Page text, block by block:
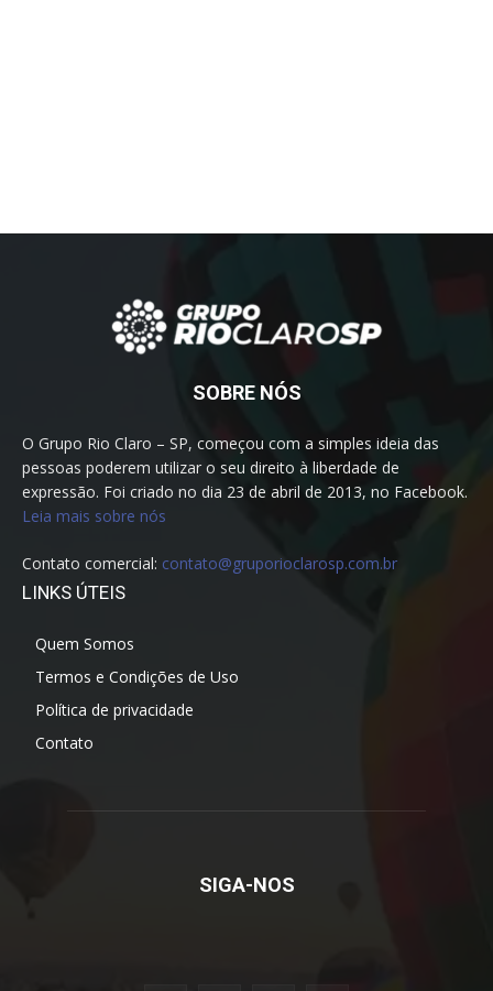
SOBRE NÓS
O Grupo Rio Claro – SP, começou com a simples ideia das
pessoas poderem utilizar o seu direito à liberdade de
expressão. Foi criado no dia 23 de abril de 2013, no Facebook.
Leia mais sobre nós
Contato comercial: contato@gruporioclarosp.com.br
LINKS ÚTEIS
Quem Somos
Termos e Condições de Uso
Política de privacidade
Contato
SIGA-NOS